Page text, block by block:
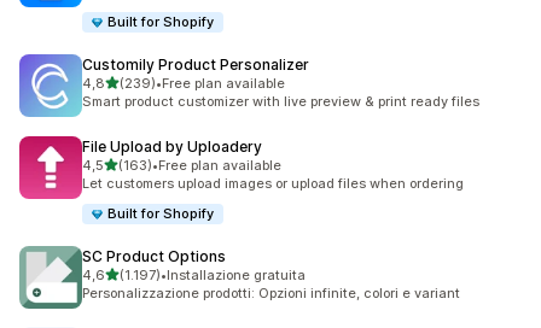
Built for Shopify
Customily Product Personalizer
4,8stelle su 5
(239)
239 recensioni totali
•Free plan available
Smart product customizer with live preview & print ready files
File Upload by Uploadery
4,5stelle su 5
(163)
163 recensioni totali
•Free plan available
Let customers upload images or upload files when ordering
Built for Shopify
SC Product Options
4,6stelle su 5
(1.197)
1197 recensioni totali
•Installazione gratuita
Personalizzazione prodotti: Opzioni infinite, colori e variant